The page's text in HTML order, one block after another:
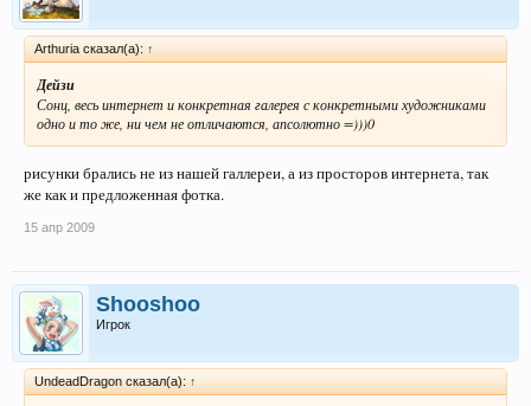
Arthuria сказал(а): ↑
Дейзи
Сонц, весь интернет и конкретная галерея с конкретными художниками
одно и то же, ни чем не отличаются, апсолютно =)))0
рисунки брались не из нашей галлереи, а из просторов интернета, так
же как и предложенная фотка.
15 апр 2009
Shooshoo
Игрок
UndeadDragon сказал(а): ↑